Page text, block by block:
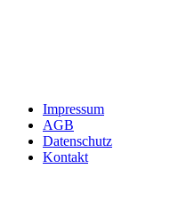
Impressum
AGB
Datenschutz
Kontakt